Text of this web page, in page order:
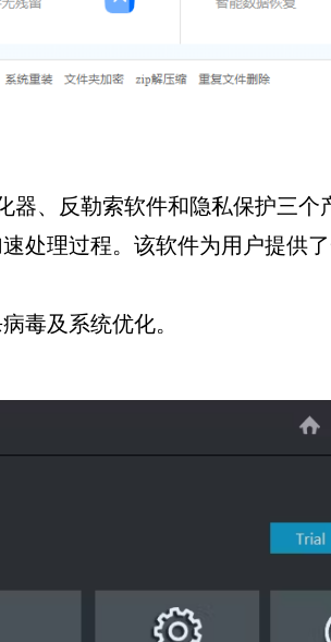
器、反勒索软件和隐私保护三
处理过程。该软件为用户提供
毒及系统优化。